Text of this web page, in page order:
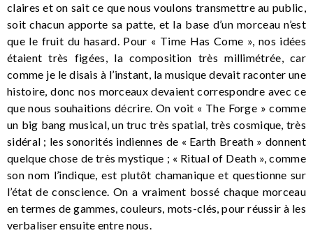
claires et on sait ce que nous voulons transmettre au public,
soit chacun apporte sa patte, et la base d’un morceau n’est
que le fruit du hasard. Pour « Time Has Come », nos idées
étaient très figées, la composition très millimétrée, car
comme je le disais à l’instant, la musique devait raconter une
histoire, donc nos morceaux devaient correspondre avec ce
que nous souhaitions décrire. On voit « The Forge » comme
un big bang musical, un truc très spatial, très cosmique, très
sidéral ; les sonorités indiennes de « Earth Breath » donnent
quelque chose de très mystique ; « Ritual of Death », comme
son nom l’indique, est plutôt chamanique et questionne sur
l’état de conscience. On a vraiment bossé chaque morceau
en termes de gammes, couleurs, mots-clés, pour réussir à les
verbaliser ensuite entre nous.